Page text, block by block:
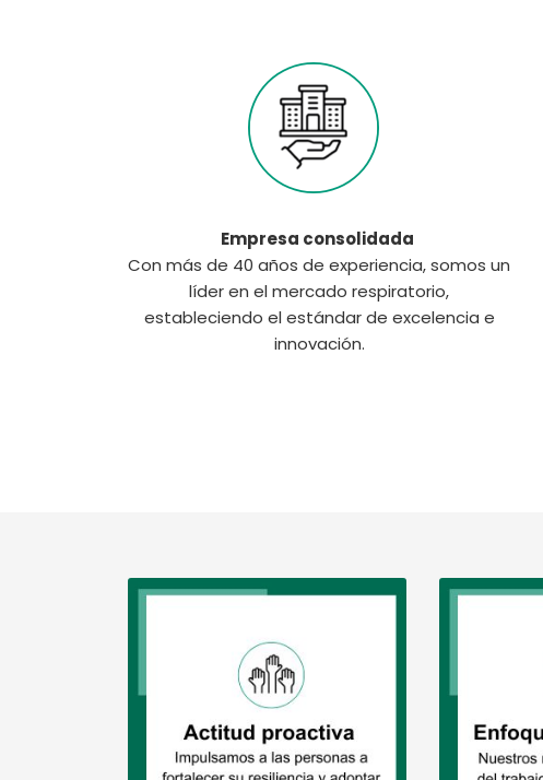
Empresa consolidada
Con más de 40 años de experiencia, somos un
líder en el mercado respiratorio,
estableciendo el estándar de excelencia e
innovación.